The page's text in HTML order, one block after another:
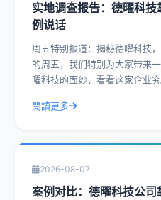
实地调查报告：德曜科
例说话
周五特别报道：揭秘德曜科技，靠谱
的周五，我们特别为大家带来
曜科技的面纱，看看这家企业
閱讀更多
2026-08-07
案例对比：德曜科技公